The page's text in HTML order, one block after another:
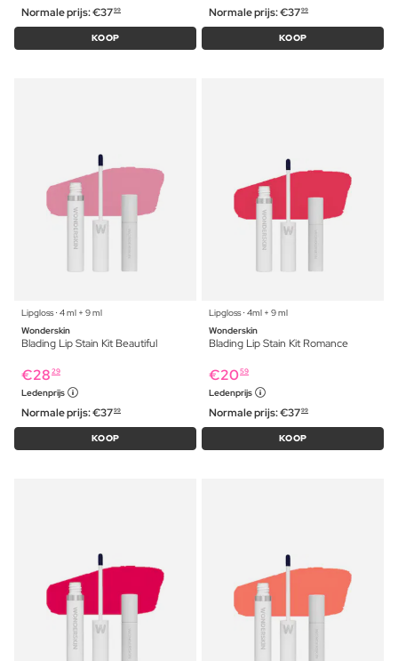
Normale prijs:€3799
KOOP
Normale prijs:€3799
KOOP
Lipgloss ⋅ 4 ml + 9 ml
Wonderskin
Blading Lip Stain Kit Beautiful
€28 29
Ledenprijs
Normale prijs:€3799
KOOP
Lipgloss ⋅ 4ml + 9 ml
Wonderskin
Blading Lip Stain Kit Romance
€2059
Ledenprijs
Normale prijs:€3799
KOOP